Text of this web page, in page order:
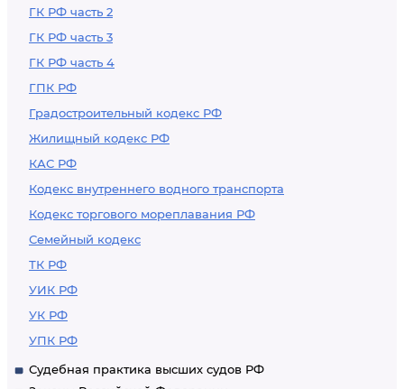
ГК РФ часть 2
ГК РФ часть 3
ГК РФ часть 4
ГПК РФ
Градостроительный кодекс РФ
Жилищный кодекс РФ
КАС РФ
Кодекс внутреннего водного транспорта
Кодекс торгового мореплавания РФ
Семейный кодекс
ТК РФ
УИК РФ
УК РФ
УПК РФ
Судебная практика высших судов РФ
техническое
перевооружение)
или приобретение
которых
осуществляется
счет средств
федерального
бюджета